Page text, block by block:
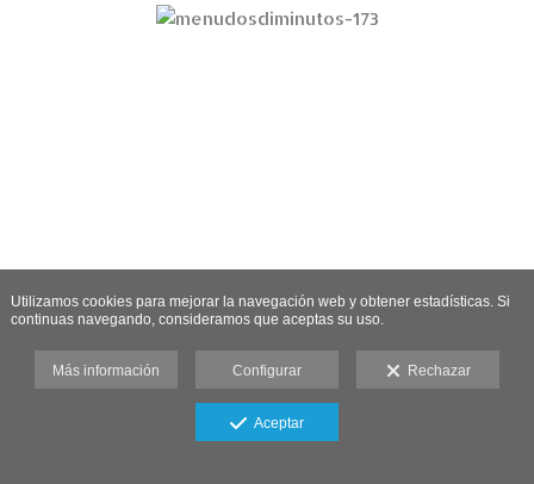
Utilizamos cookies para mejorar la navegación web y obtener estadísticas. Si
continuas navegando, consideramos que aceptas su uso.
Más información Configurar Rechazar
Aceptar